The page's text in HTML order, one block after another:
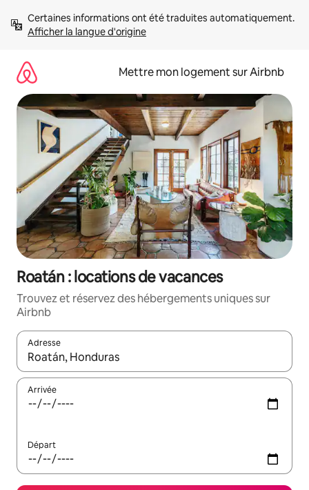
directement
Afficher la langue d'origine
Mettre mon logement sur Airbnb
Roatán : locations de vacances
Trouvez et réservez des hébergements uniques sur
Airbnb
Adresse
Lorsque les résultats s'affichent, utilisez les flèches vers le
Arrivée
Départ